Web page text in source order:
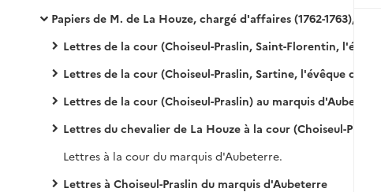
Papiers de M. de La Houze, chargé d'affaires (1762-1763), et du marquis d'Aubeterre, ambassadeur (1763-1769)
Lettres de la cour (Choiseul-Praslin, Saint-Florentin, l'évêque d'Orléans) au chevalier de La Houze, chargé d'affaires à Rome
Lettres de la cour (Choiseul-Praslin, Sartine, l'évêque d'Orléans) au marquis d'Aubeterre, ambassadeur à Rome
Lettres de la cour (Choiseul-Praslin) au marquis d'Aubeterre
Lettres du chevalier de La Houze à la cour (Choiseul-Praslin, Saint-Florentin, l'évêque d'Orléans, Chauvelin
Lettres à la cour du marquis d'Aubeterre.
Lettres à Choiseul-Praslin du marquis d'Aubeterre